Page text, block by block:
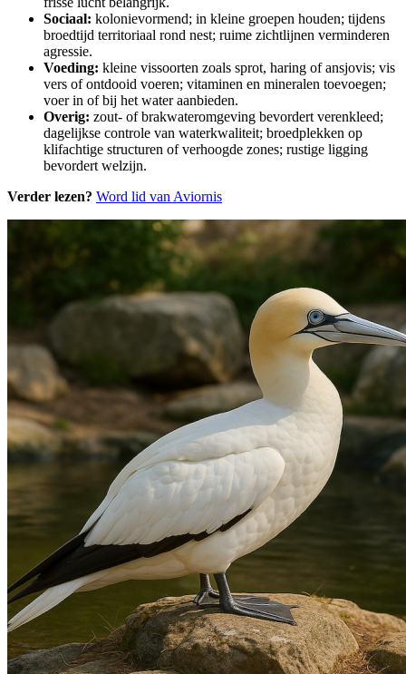
Sociaal: kolonievormend; in kleine groepen houden; tijdens
broedtijd territoriaal rond nest; ruime zichtlijnen verminderen
agressie.
Voeding: kleine vissoorten zoals sprot, haring of ansjovis; vis
vers of ontdooid voeren; vitaminen en mineralen toevoegen;
voer in of bij het water aanbieden.
Overig: zout- of brakwateromgeving bevordert verenkleed;
dagelijkse controle van waterkwaliteit; broedplekken op
klifachtige structuren of verhoogde zones; rustige ligging
bevordert welzijn.
Verder lezen? Word lid van Aviornis